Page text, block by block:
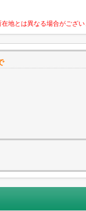
地とは異なる場合がござい